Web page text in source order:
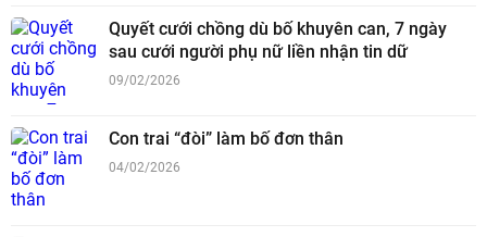
Quyết cưới chồng dù bố khuyên can, 7 ngày
sau cưới người phụ nữ liền nhận tin dữ
09/02/2026
Con trai “đòi” làm bố đơn thân
04/02/2026